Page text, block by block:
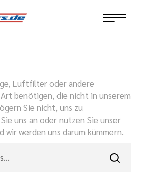
Luftfilter oder andere
benötigen, die nicht in unserem
Sie nicht, uns zu
uns an oder nutzen Sie unser
wir werden uns darum kümmern.